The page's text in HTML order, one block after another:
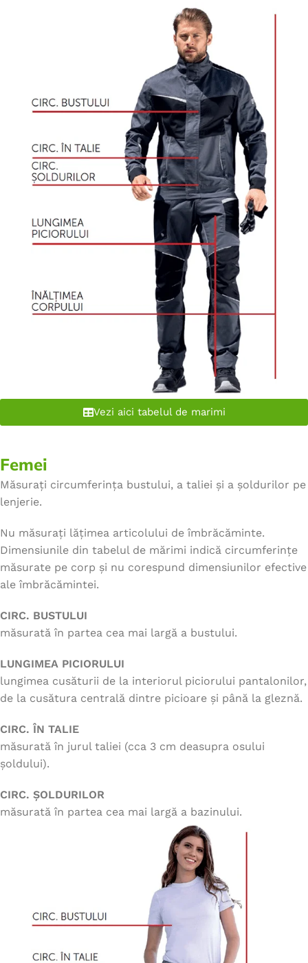
Vezi aici tabelul de marimi
Femei
Măsurați circumferința bustului, a taliei și a șoldurilor pe
lenjerie.
Nu măsurați lățimea articolului de îmbrăcăminte.
Dimensiunile din tabelul de mărimi indică circumferințe
măsurate pe corp și nu corespund dimensiunilor efective
ale îmbrăcămintei.
CIRC. BUSTULUI
măsurată în partea cea mai largă a bustului.
LUNGIMEA PICIORULUI
lungimea cusăturii de la interiorul piciorului pantalonilor,
de la cusătura centrală dintre picioare și până la gleznă.
CIRC. ÎN TALIE
măsurată în jurul taliei (cca 3 cm deasupra osului
șoldului).
CIRC. ȘOLDURILOR
măsurată în partea cea mai largă a bazinului.